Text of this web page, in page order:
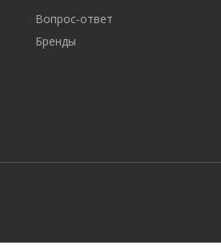
Вопрос-ответ
Бренды